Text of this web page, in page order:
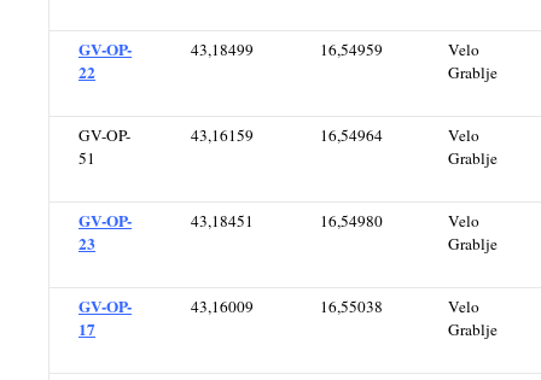
GV-OP-
22
43,18499 16,54959
Velo
Grablje
GV-OP-
51
43,16159 16,54964
Velo
Grablje
GV-OP-
23
43,18451 16,54980
Velo
Grablje
GV-OP-
17
43,16009 16,55038
Velo
Grablje